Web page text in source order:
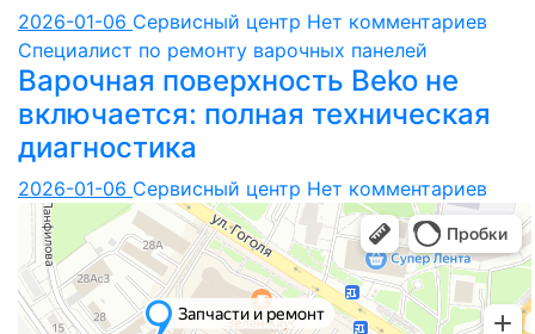
2026-01-06 Сервисный центр Нет комментариев
Специалист по ремонту варочных панелей
Варочная поверхность Beko не
включается: полная техническая
диагностика
2026-01-06 Сервисный центр Нет комментариев